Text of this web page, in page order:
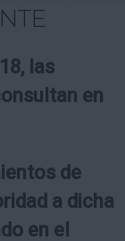
las
en
de
a dicha
en el